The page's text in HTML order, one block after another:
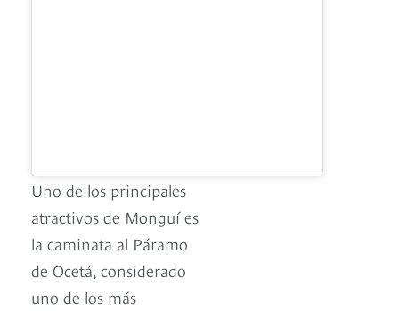
Uno de los principales
atractivos de Monguí es
la caminata al Páramo
de Ocetá, considerado
uno de los más